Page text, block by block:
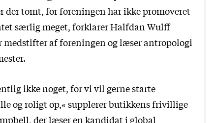
der tomt, for foreningen har ikke promoveret
særlig meget, forklarer Halfdan Wulff
medstifter af foreningen og læser antropologi
ikke noget, for vi vil gerne starte
og roligt op,« supplerer butikkens frivillige
der læser en kandidat i global